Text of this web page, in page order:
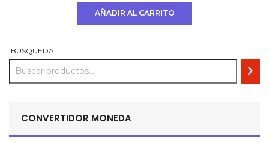
era:
es:
AÑADIR AL CARRITO
BUSQUEDA:
CONVERTIDOR MONEDA